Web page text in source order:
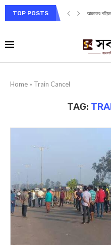
TOP POSTS আজকের
Home » Train Cancel
TAG: